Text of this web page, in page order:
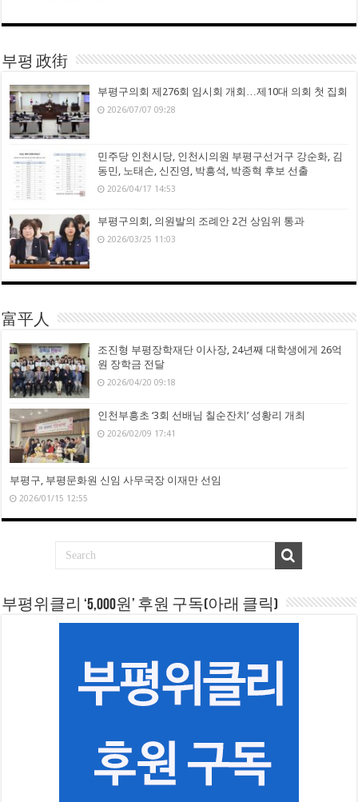
부평 政街
부평구의회 제276회 임시회 개회…제10대 의회 첫 집회
2026/07/07 09:28
민주당 인천시당, 인천시의원 부평구선거구 강순화, 김
동민, 노태손, 신진영, 박흥석, 박종혁 후보 선출
2026/04/17 14:53
부평구의회, 의원발의 조례안 2건 상임위 통과
2026/03/25 11:03
富平人
조진형 부평장학재단 이사장, 24년째 대학생에게 26억
원 장학금 전달
2026/04/20 09:18
인천부흥초 ‘3회 선배님 칠순잔치’ 성황리 개최
2026/02/09 17:41
부평구, 부평문화원 신임 사무국장 이재만 선임
2026/01/15 12:55
부평위클리 ‘5,000원’ 후원 구독(아래 클릭)